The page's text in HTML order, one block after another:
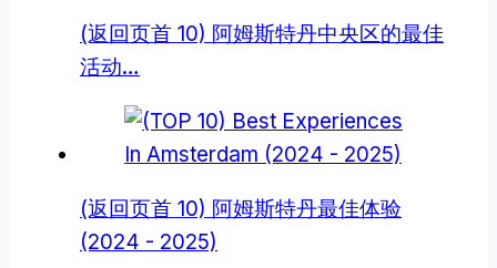
(返回页首 10) 阿姆斯特丹中央区的最佳
活动…
(返回页首 10) 阿姆斯特丹最佳体验
(2024 - 2025)